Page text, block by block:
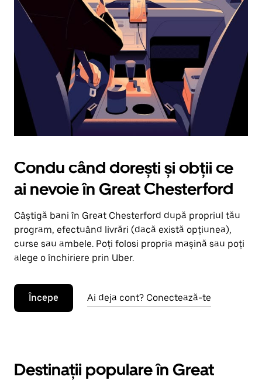
în
jos.
Închide
calendarul
apăsând
pe
butonul
Escape.
Condu când dorești și obții ce
ai nevoie în Great Chesterford
Câștigă bani în Great Chesterford după propriul tău
program, efectuând livrări (dacă există opțiunea),
curse sau ambele. Poți folosi propria mașină sau poți
alege o închiriere prin Uber.
Începe Ai deja cont? Conectează-te
Destinații populare în Great